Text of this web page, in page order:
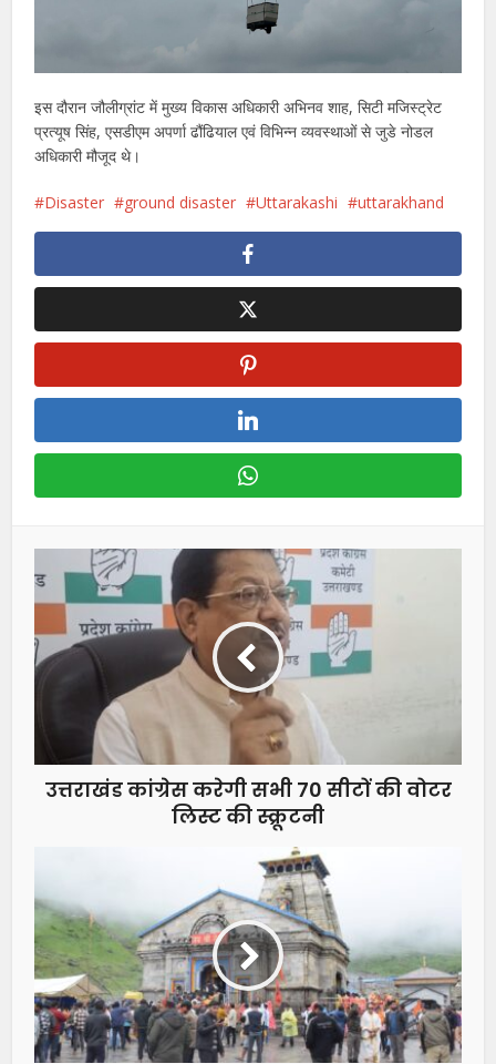
इस दौरान जौलीग्रांट में मुख्य विकास अधिकारी अभिनव शाह, सिटी मजिस्ट्रेट
प्रत्यूष सिंह, एसडीएम अपर्णा ढौंढियाल एवं विभिन्न व्यवस्थाओं से जुडे नोडल
अधिकारी मौजूद थे।
Disaster ground disaster Uttarakashi uttarakhand
उत्तराखंड कांग्रेस करेगी सभी 70 सीटों की वोटर
लिस्ट की स्क्रूटनी